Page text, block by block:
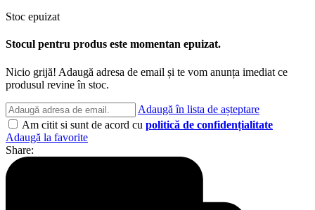
Stoc epuizat
Stocul pentru produs este momentan epuizat.
Nicio grijă! Adaugă adresa de email și te vom anunța imediat ce
produsul revine în stoc.
Adaugă în lista de așteptare
Am citit si sunt de acord cu politică de confidențialitate
Adaugă la favorite
Share: